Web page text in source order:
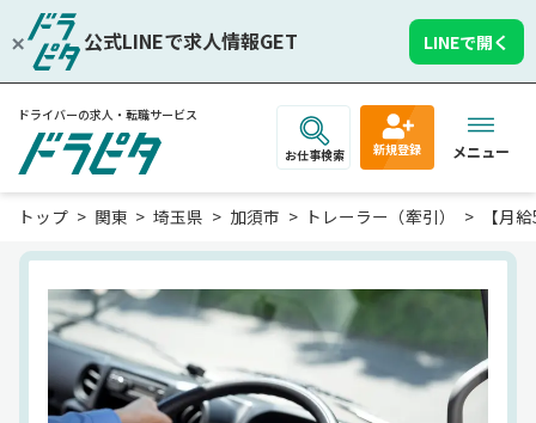
公式LINEで求人情報GET LINEで開く
ドライバーの求人・転職サービス
お仕事検索 新規登録 メニュー
トップ 関東 埼玉県 加須市 トレーラー（牽引） 【月